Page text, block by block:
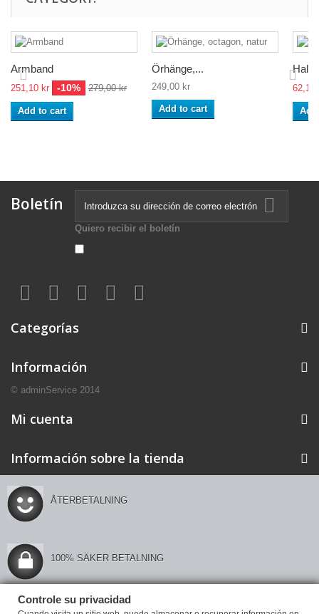
Armband
251,10 kr -10% 279,00 kr
Add to cart
Örhänge,...
249,00 kr
Add to cart
62,10
Boletín
Quiero recibir el boletín
Categorías
Información
© adminService 2014
Mi cuenta
Información sobre la tienda
ÅTERBETALNING
100% SÄKER BETALNING
Controle su privacidad
Controle su privacidad